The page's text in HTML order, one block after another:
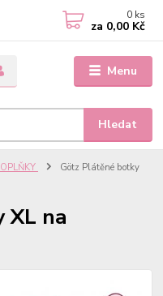
Menu
Hledat
0 ks
za 0,00 Kč
Götz Plátěné botky
XL na